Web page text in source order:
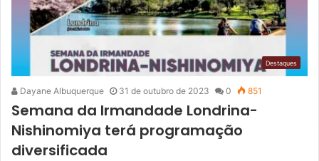
Destaques
Dayane Albuquerque 31 de outubro de 2023 0 851
Semana da Irmandade Londrina-
Nishinomiya terá programação
diversificada